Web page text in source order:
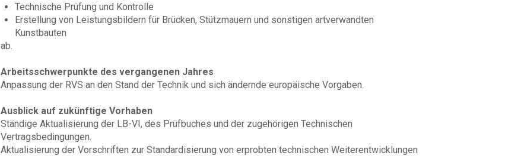
Technische Prüfung und Kontrolle
Erstellung von Leistungsbildern für Brücken, Stützmauern und sonstigen artverwandten
Kunstbauten
ab.
Arbeitsschwerpunkte des vergangenen Jahres
Anpassung der RVS an den Stand der Technik und sich ändernde europäische Vorgaben.
Ausblick auf zukünftige Vorhaben
Ständige Aktualisierung der LB-VI, des Prüfbuches und der zugehörigen Technischen
Vertragsbedingungen.
Aktualisierung der Vorschriften zur Standardisierung von erprobten technischen Weiterentwicklungen